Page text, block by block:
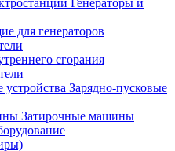
Генераторы и
для генераторов
сгорания
Зарядно-пусковые
Затирочные машины